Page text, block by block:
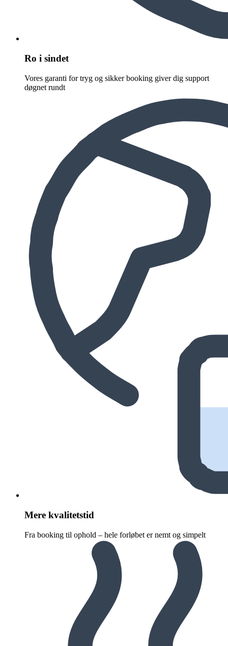
Ro i sindet
Vores garanti for tryg og sikker booking giver dig support
døgnet rundt
Mere kvalitetstid
Fra booking til ophold – hele forløbet er nemt og simpelt